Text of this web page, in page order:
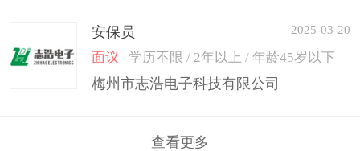
安保员 2025-03-20
面议 学历不限 / 2年以上 / 年龄45岁以下
梅州市志浩电子科技有限公司
查看更多